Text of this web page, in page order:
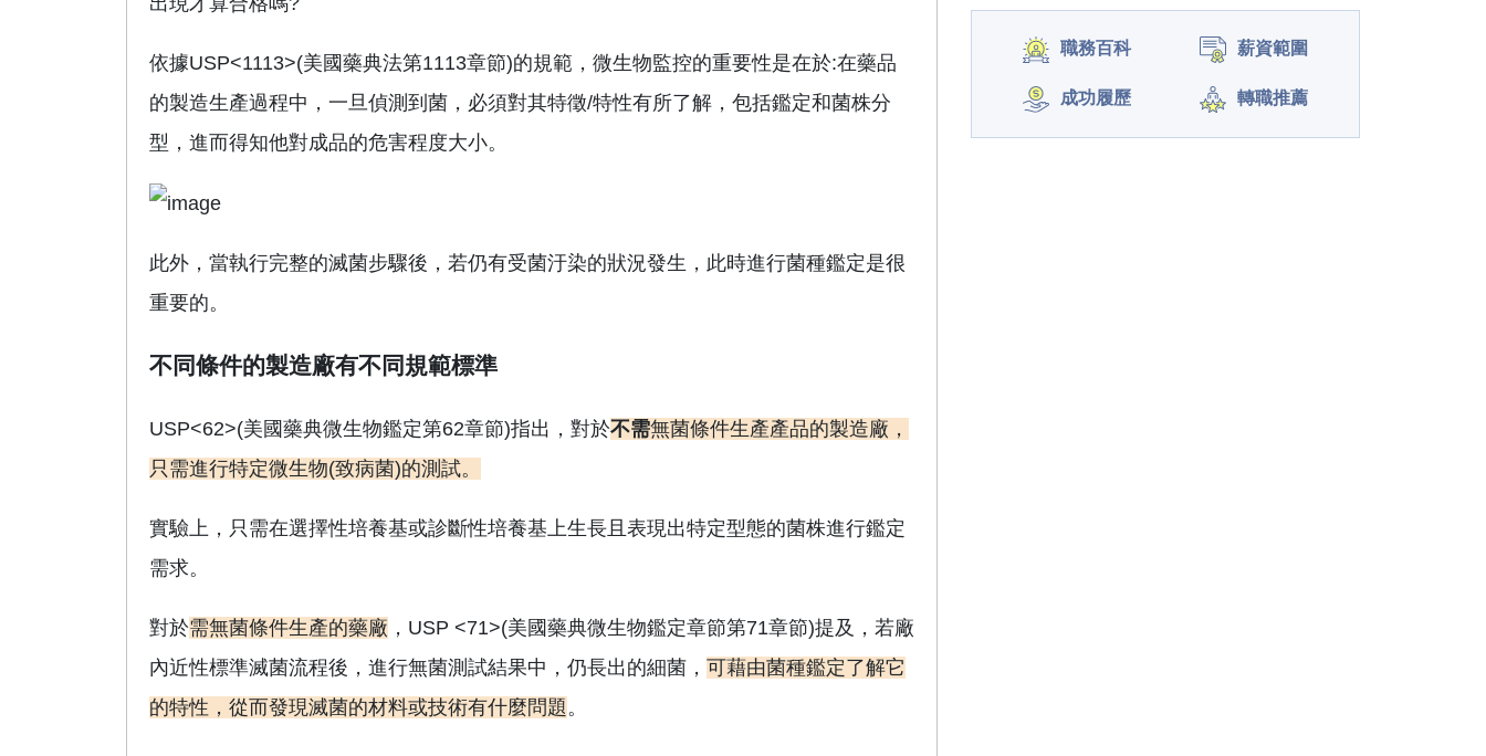
依據USP<1113>(美國藥典法第1113章節)的規範，微生物監控的重要性是在於:在藥品
的製造生產過程中，一旦偵測到菌，必須對其特徵/特性有所了解，包括鑑定和菌株分
型，進而得知他對成品的危害程度大小。
此外，當執行完整的滅菌步驟後，若仍有受菌汙染的狀況發生，此時進行菌種鑑定是很
重要的。
不同條件的製造廠有不同規範標準
USP<62>(美國藥典微生物鑑定第62章節)指出，對於不需無菌條件生產產品的製造廠，
只需進行特定微生物(致病菌)的測試。
實驗上，只需在選擇性培養基或診斷性培養基上生長且表現出特定型態的菌株進行鑑定
需求。
對於需無菌條件生產的藥廠 ，USP <71>(美國藥典微生物鑑定章節第71章節)提及，若廠
內近性標準滅菌流程後，進行無菌測試結果中，仍長出的細菌， 可藉由菌種鑑定了解它
的特性，從而發現滅菌的材料或技術有什麼問題。
職務百科 薪資範圍
成功履歷 轉職推薦